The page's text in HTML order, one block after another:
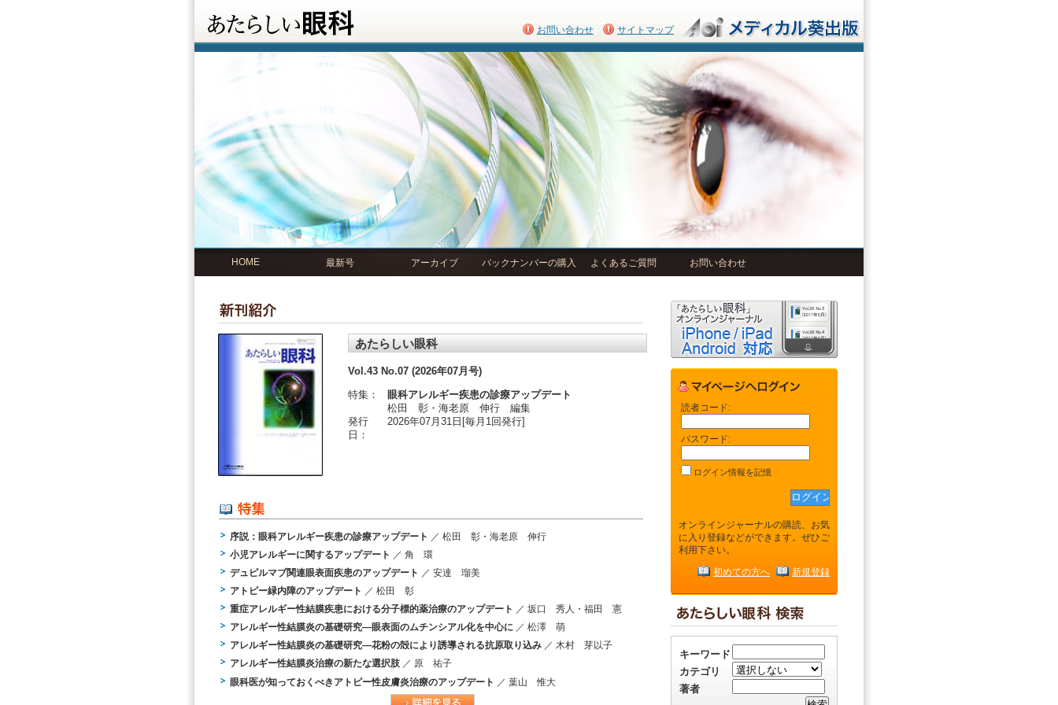
お問い合わせ サイトマップ
HOME 最新号 アーカイブ バックナンバーの購入 よくあるご質問 お問い合わせ
あたらしい眼科
Vol.43 No.07 (2026年07月号)
特集：
眼科アレルギー疾患の診療アップデート
松田 彰・海老原 伸行 編集
発行
日：
2026年07月31日[毎月1回発行]
序説：眼科アレルギー疾患の診療アップデート ／ 松田 彰・海老原 伸行
小児アレルギーに関するアップデート ／ 角 環
デュピルマブ関連眼表面疾患のアップデート ／ 安達 瑠美
アトピー緑内障のアップデート ／ 松田 彰
重症アレルギー性結膜疾患における分子標的薬治療のアップデート ／ 坂口 秀人・福田 憲
アレルギー性結膜炎の基礎研究―眼表面のムチンシアル化を中心に ／ 松澤 萌
アレルギー性結膜炎の基礎研究―花粉の殻により誘導される抗原取り込み ／ 木村 芽以子
アレルギー性結膜炎治療の新たな選択肢 ／ 原 祐子
眼科医が知っておくべきアトピー性皮膚炎治療のアップデート ／ 葉山 惟大
読者コード:
パスワード:
ログイン情報を記憶
オンラインジャーナルの購読、お気
に入り登録などができます。ぜひご
利用下さい。
初めての方へ 新規登録
キーワード
カテゴリ
著者